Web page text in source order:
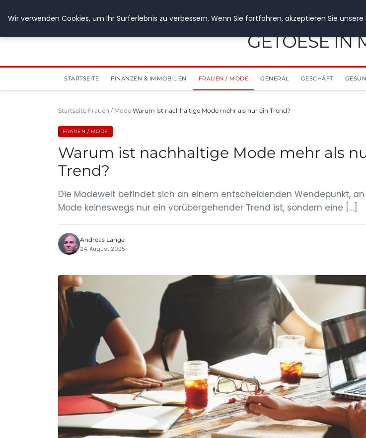
GETOESE IN
STARTSEITE FINANZEN & IMMOBILIEN FRAUEN / MODE GENERAL GESCHÄFT
Startseite Frauen / Mode Warum ist nachhaltige Mode mehr als nur ein Trend?
FRAUEN / MODE
Warum ist nachhaltige Mode mehr als
Trend?
Die Modewelt befindet sich an einem entscheidenden Wendepunkt,
Mode keineswegs nur ein vorübergehender Trend ist, sondern eine […]
Andreas Lange
24. August 2025
Wir verwenden Cookies, um Ihr Surferlebnis zu verbessern. Wenn Sie fortfahren, akzeptieren Sie